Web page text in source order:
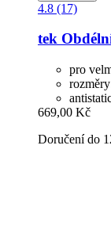
4.8 (17)
tek
pro
669,00 Kč
Doručení do